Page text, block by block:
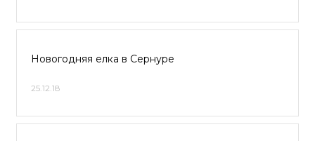
Новогодняя елка в Сернуре
25.12.18